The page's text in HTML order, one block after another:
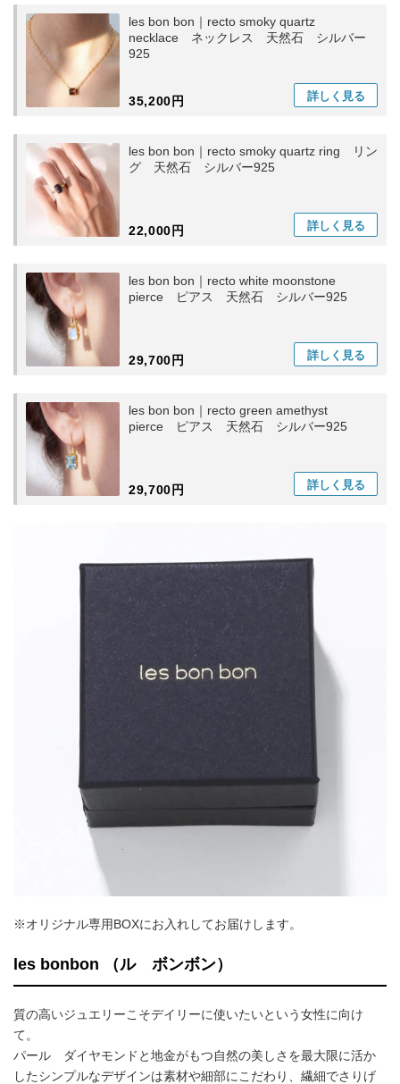
les bon bon｜recto smoky quartz
necklace ネックレス 天然石 シルバー
925
35,200円 詳しく 見る
les bon bon｜recto smoky quartz ring リン
グ 天然石 シルバー925
22,000円 詳しく 見る
les bon bon｜recto white moonstone
pierce ピアス 天然石 シルバー925
29,700円 詳しく 見る
les bon bon｜recto green amethyst
pierce ピアス 天然石 シルバー925
29,700円 詳しく 見る
※オリジナル専用BOXにお入れしてお届けします。
les bonbon （ル ボンボン）
質の高いジュエリーこそデイリーに使いたいという女性に向け
て。
パール ダイヤモンドと地金がもつ自然の美しさを最大限に活か
したシンプルなデザインは素材や細部にこだわり、繊細でさりげ